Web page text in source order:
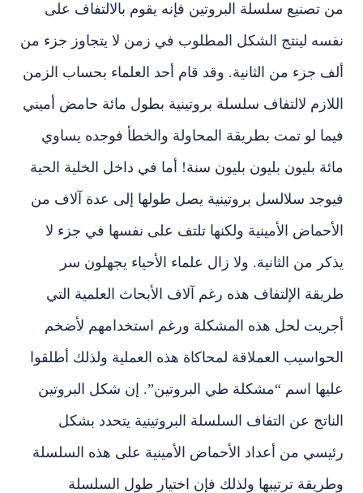
من تصنيع سلسلة البروتين فإنه يقوم بالالتفاف على
نفسه لينتج الشكل المطلوب في زمن لا يتجاوز جزء من
ألف جزء من الثانية. وقد قام أحد العلماء بحساب الزمن
اللازم لالتفاف سلسلة بروتينية بطول مائة حامض أميني
فيما لو تمت بطريقة المحاولة والخطأ فوجده يساوي
مائة بليون بليون بليون سنة! أما في داخل الخلية الحية
فيوجد سلالسل بروتينية يصل طولها إلى عدة آلاف من
الأحماض الأمينية ولكنها تلتف على نفسها في جزء لا
يذكر من الثانية. ولا زال علماء الأحياء يجهلون سر
طريقة الإلتفاف هذه رغم آلاف الأبحاث العلمية التي
أجريت لحل هذه المشكلة ورغم استخدامهم لأضخم
الحواسيب العملاقة لمحاكاة هذه العملية ولذلك أطلقوا
عليها اسم “مشكلة طي البروتين”. إن شكل البروتين
الناتج عن التفاف السلسلة البروتينية يتحدد بشكل
رئيسي من أعداد الأحماض الأمينية على هذه السلسلة
وطريقة ترتيبها ولذلك فإن اختيار طول السلسلة